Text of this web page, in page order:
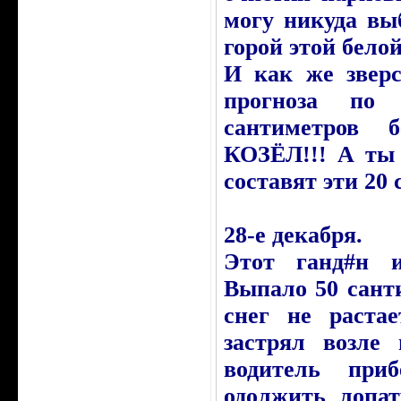
могу никуда
горой этой
И как же
прогноза
сантиметров
КОЗЁЛ!!! А ты
составят эти 20
28-е декабря.
Этот ганд#н
Выпало 50
снег не
застрял
водитель